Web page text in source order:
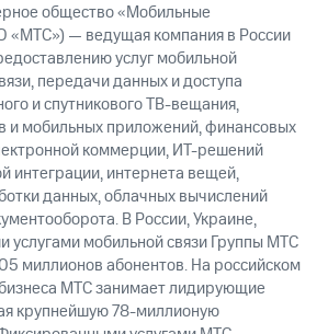
общество «Мобильные
«МТС») — ведущая компания в России
услуг мобильной
передачи данных и доступа
и спутникового ТВ-вещания,
и мобильных приложений, финансовых
коммерции, ИТ-решений
интеграции, интернета вещей,
данных, облачных вычислений
В России, Украине,
услугами мобильной связи Группы МТС
миллионов абонентов. На российском
МТС занимает лидирующие
крупнейшую 78-миллионую